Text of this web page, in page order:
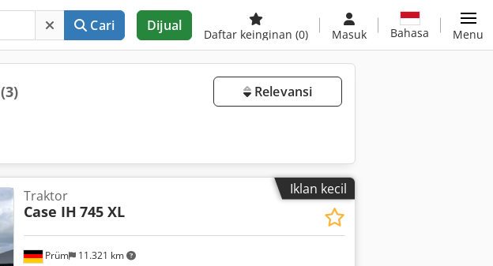
Cari Dijual
Daftar keinginan (0) Masuk Bahasa Menu
(3) Relevansi
Iklan kecil
Prüm 11.321 km
Traktor
Case IH 745 XL